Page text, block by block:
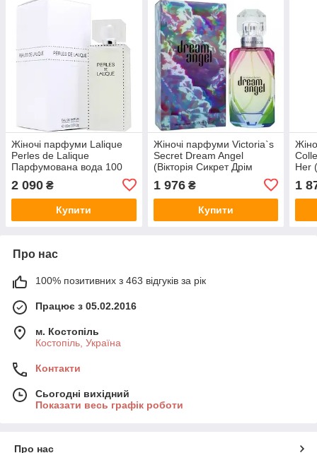
Жіночі парфуми Lalique
Perles de Lalique
Парфумована вода 100
2 090 ₴
Купити
Жіночі парфуми Victoria`s
Secret Dream Angel
(Вікторія Сикрет Дрім
Ангел) Парфумована вода
100 ml/мл
1 976₴
Купити
Her
1
Про нас
100% позитивних з 463 відгуків за рік
Працює з 05.02.2016
м. Костопіль
Костопіль, Україна
Контакти
Сьогодні вихідний
Показати весь графік роботи
Про нас